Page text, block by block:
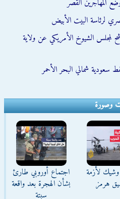
المهاجرين القُصّر
لرئاسة البيت الأبيض
لمجلس الشيوخ الأمريكي عن ولاية
سعودية شمالي البحر الأحمر
وصورة
وشيك لأزمة
هرمز
اجتماع أوروبي طارئ
بشأن الهجرة بعد واقعة
سبتة